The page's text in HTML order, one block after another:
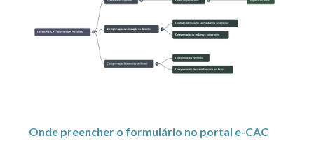
Onde preencher o formulário no portal e-CAC